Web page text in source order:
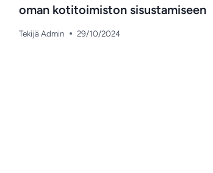
oman kotitoimiston sisustamiseen
Tekijä Admin 29/10/2024